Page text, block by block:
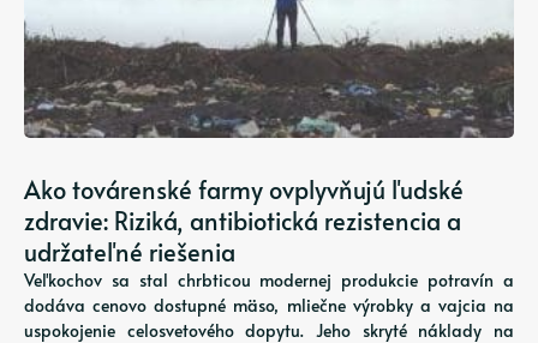
Ako továrenské farmy ovplyvňujú ľudské
zdravie: Riziká, antibiotická rezistencia a
udržateľné riešenia
Veľkochov sa stal chrbticou modernej produkcie potravín a
dodáva cenovo dostupné mäso, mliečne výrobky a vajcia na
uspokojenie celosvetového dopytu. Jeho skryté náklady na